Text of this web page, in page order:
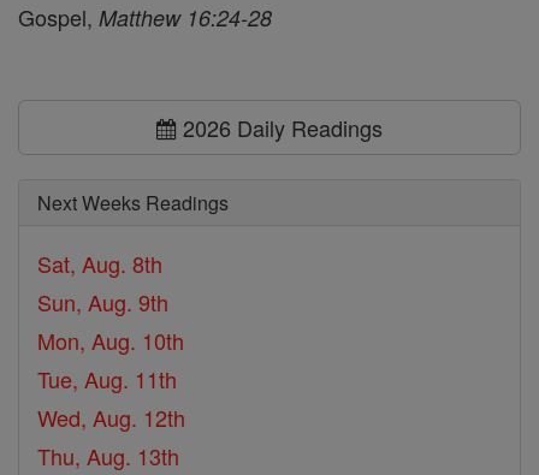
Gospel, Matthew 16:24-28
2026 Daily Readings
Next Weeks Readings
Sat, Aug. 8th
Sun, Aug. 9th
Mon, Aug. 10th
Tue, Aug. 11th
Wed, Aug. 12th
Thu, Aug. 13th